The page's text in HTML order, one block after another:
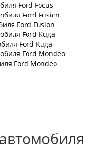
Ford Focus
Ford Fusion
Ford Kuga
Ford Mondeo